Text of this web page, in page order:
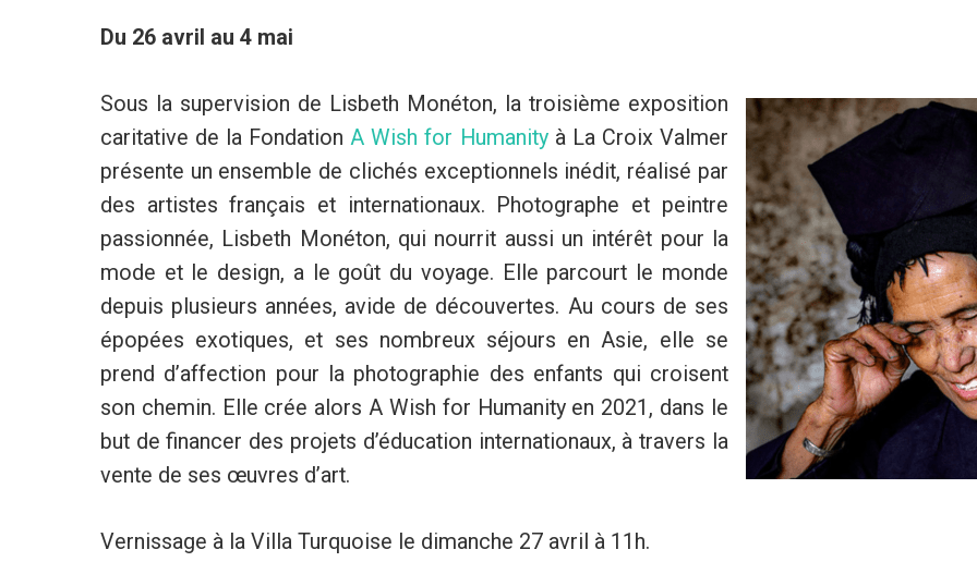
Du 26 avril au 4 mai
Sous la supervision de Lisbeth Monéton, la troisième exposition
caritative de la FondationA Wish for Humanityà La Croix Valmer
présente un ensemble de clichés exceptionnels inédit, réalisé par
des artistes français et internationaux. Photographe et peintre
passionnée, Lisbeth Monéton, qui nourrit aussi un intérêt pour la
mode et le design, a le goût du voyage. Elle parcourt le monde
depuis plusieurs années, avide de découvertes. Au cours de ses
épopées exotiques, et ses nombreux séjours en Asie, elle se
prend d’affection pour la photographie des enfants qui croisent
son chemin. Elle crée alors A Wish for Humanity en 2021, dans le
but de financer des projets d’éducation internationaux, à travers la
vente de ses œuvres d’art.
Vernissage à la Villa Turquoise le dimanche 27 avril à 11h.